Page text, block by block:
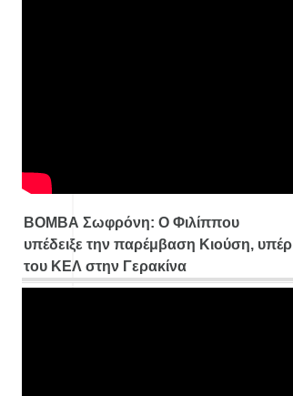
ΒΟΜΒΑ Σωφρόνη: Ο Φιλίππου
υπέδειξε την παρέμβαση Κιούση, υπέρ
του ΚΕΛ στην Γερακίνα